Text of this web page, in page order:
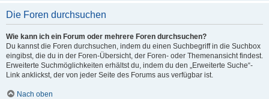
Die Foren durchsuchen
Wie kann ich ein Forum oder mehrere Foren durchsuchen?
Du kannst die Foren durchsuchen, indem du einen Suchbegriff in die Suchbox
eingibst, die du in der Foren-Übersicht, der Foren- oder Themenansicht findest.
Erweiterte Suchmöglichkeiten erhältst du, indem du den „Erweiterte Suche“-
Link anklickst, der von jeder Seite des Forums aus verfügbar ist.
Nach oben